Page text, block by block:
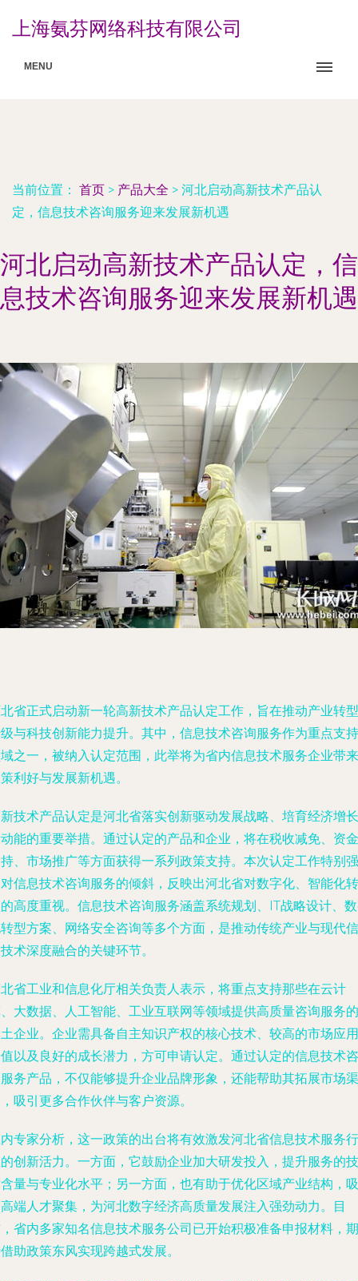
上海氨芬网络科技有限公司
MENU
当前位置： 首页 > 产品大全 > 河北启动高新技术产品认
定，信息技术咨询服务迎来发展新机遇
河北启动高新技术产品认定，信
息技术咨询服务迎来发展新机遇
省正式启动新一轮高新技术产品认定工作，旨在推动产业转型
与科技创新能力提升。其中，信息技术咨询服务作为重点支持
之一，被纳入认定范围，此举将为省内信息技术服务企业带来
利好与发展新机遇。
技术产品认定是河北省落实创新驱动发展战略、培育经济增长
能的重要举措。通过认定的产品和企业，将在税收减免、资金
、市场推广等方面获得一系列政策支持。本次认定工作特别强
信息技术咨询服务的倾斜，反映出河北省对数字化、智能化转
高度重视。信息技术咨询服务涵盖系统规划、IT战略设计、
型方案、网络安全咨询等多个方面，是推动传统产业与现代信
术深度融合的关键环节。
省工业和信息化厅相关负责人表示，将重点支持那些在云计
大数据、人工智能、工业互联网等领域提供高质量咨询服务的
企业。企业需具备自主知识产权的核心技术、较高的市场应用
以及良好的成长潜力，方可申请认定。通过认定的信息技术咨
务产品，不仅能够提升企业品牌形象，还能帮助其拓展市场渠
吸引更多合作伙伴与客户资源。
专家分析，这一政策的出台将有效激发河北省信息技术服务行
创新活力。一方面，它鼓励企业加大研发投入，提升服务的技
量与专业化水平；另一方面，也有助于优化区域产业结构，吸
端人才聚集，为河北数字经济高质量发展注入强劲动力。目
省内多家知名信息技术服务公司已开始积极准备申报材料，期
助政策东风实现跨越式发展。